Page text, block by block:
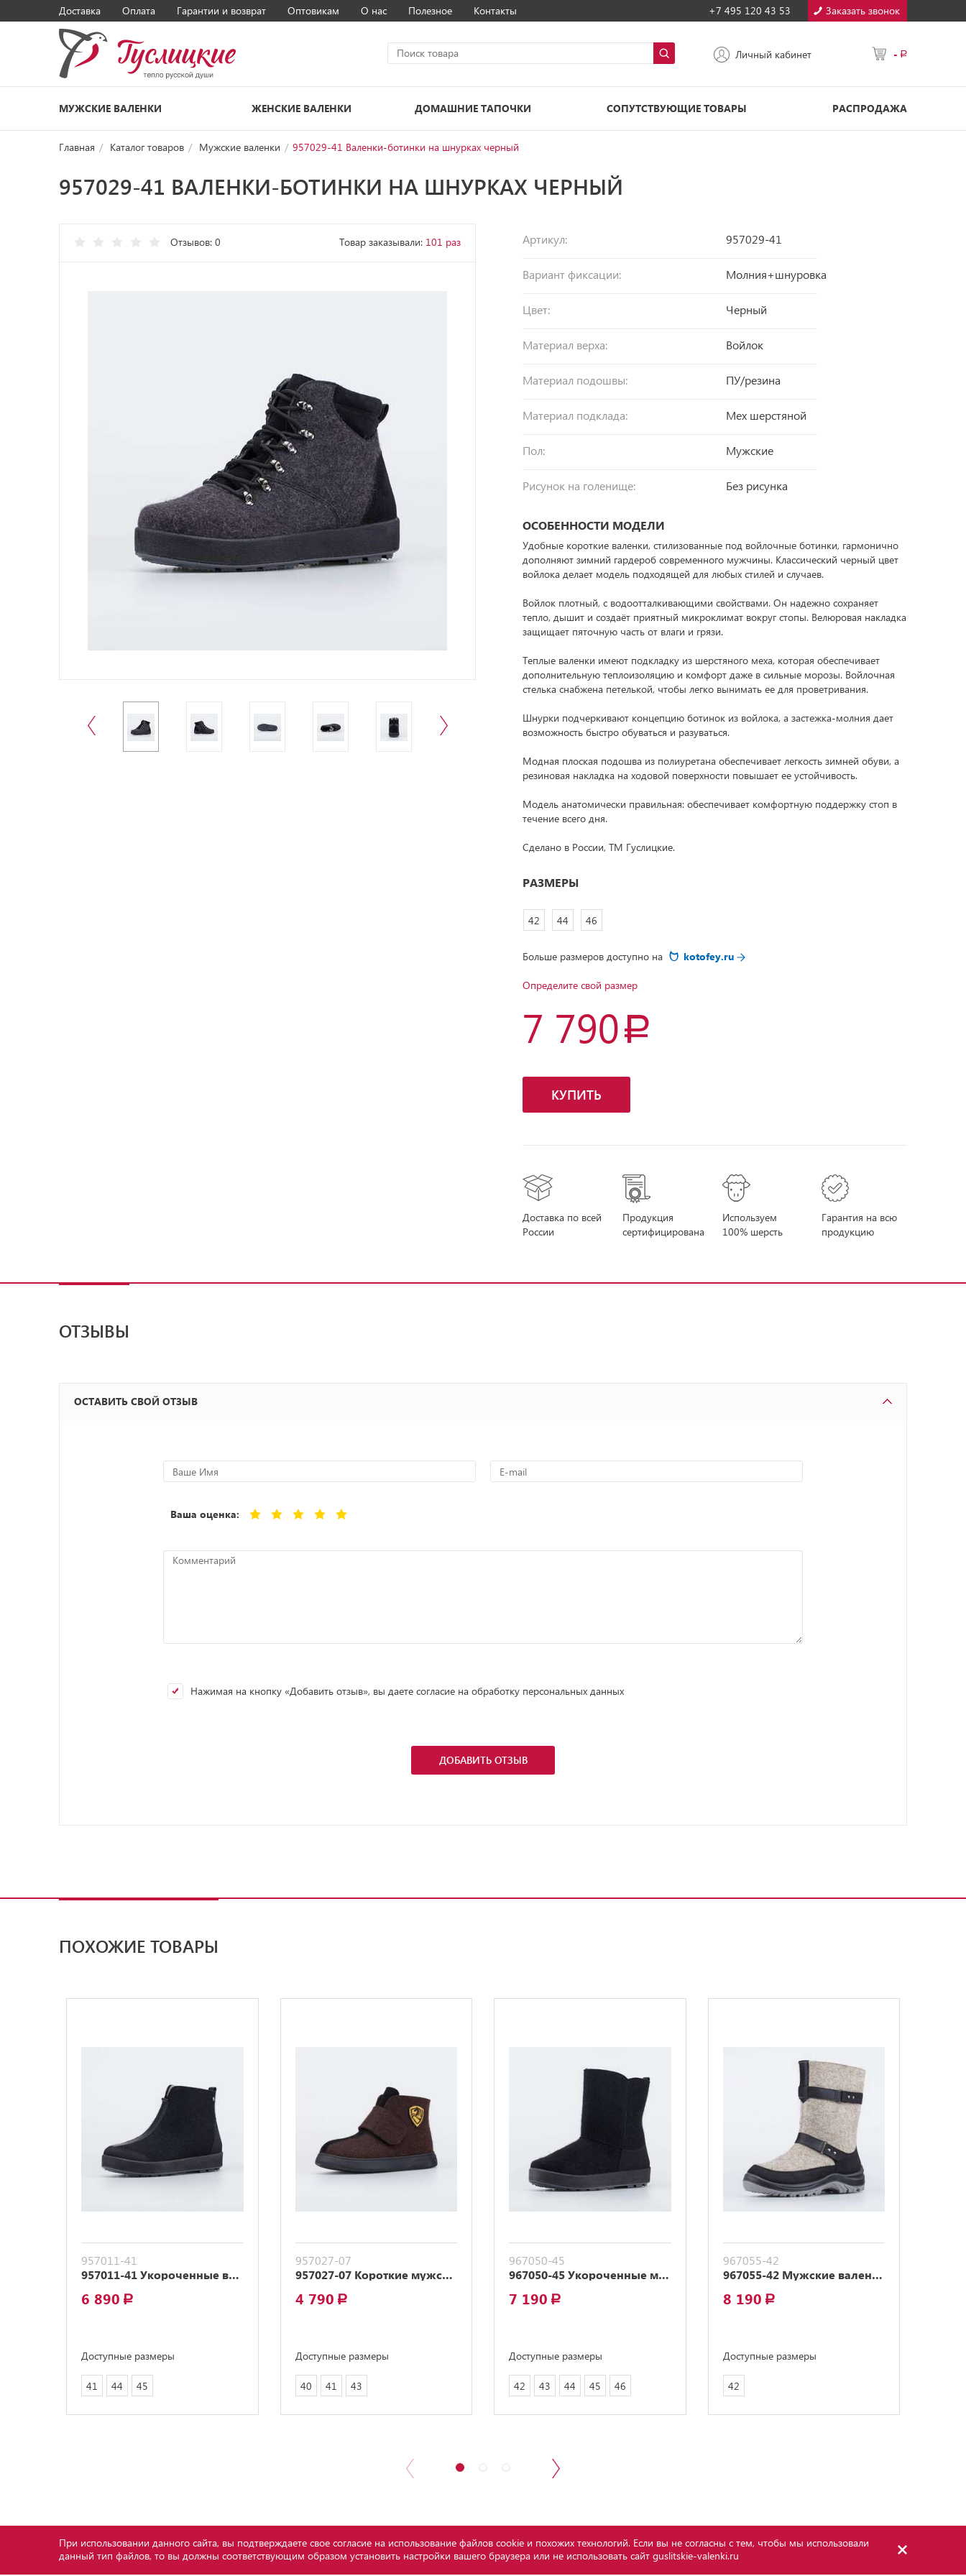
Доставка Оплата Гарантии и возврат Оптовикам О нас Полезное Контакты +7 495 120 43 53 Заказать звонок
Личный кабинет -
МУЖСКИЕ ВАЛЕНКИ ЖЕНСКИЕ ВАЛЕНКИ ДОМАШНИЕ ТАПОЧКИ СОПУТСТВУЮЩИЕ ТОВАРЫ РАСПРОДАЖА
Главная Каталог товаров Мужские валенки 957029-41 Валенки-ботинки на шнурках черный
957029-41 ВАЛЕНКИ-БОТИНКИ НА ШНУРКАХ ЧЕРНЫЙ
Отзывов: 0 Товар заказывали: 101 раз Артикул: 957029-41
Вариант фиксации: Молния+шнуровка
Цвет: Черный
Материал верха: Войлок
Материал подошвы: ПУ/резина
Материал подклада: Мех шерстяной
Пол: Мужские
Рисунок на голенище: Без рисунка
ОСОБЕННОСТИ МОДЕЛИ
Удобные короткие валенки, стилизованные под войлочные ботинки, гармонично
дополняют зимний гардероб современного мужчины. Классический черный цвет
войлока делает модель подходящей для любых стилей и случаев.
Войлок плотный, с водоотталкивающими свойствами. Он надежно сохраняет
тепло, дышит и создаёт приятный микроклимат вокруг стопы. Велюровая накладка
защищает пяточную часть от влаги и грязи.
Теплые валенки имеют подкладку из шерстяного меха, которая обеспечивает
дополнительную теплоизоляцию и комфорт даже в сильные морозы. Войлочная
стелька снабжена петелькой, чтобы легко вынимать ее для проветривания.
Шнурки подчеркивают концепцию ботинок из войлока, а застежка-молния дает
возможность быстро обуваться и разуваться.
Модная плоская подошва из полиуретана обеспечивает легкость зимней обуви, а
резиновая накладка на ходовой поверхности повышает ее устойчивость.
Модель анатомически правильная: обеспечивает комфортную поддержку стоп в
течение всего дня.
Сделано в России, ТМ Гуслицкие.
РАЗМЕРЫ
42 44 46
Больше размеров доступно на kotofey.ru
Определите свой размер
7 790
КУПИТЬ
Доставка по всей
России
Продукция
сертифицирована
Используем
100% шерсть
Гарантия на всю
продукцию
ОТЗЫВЫ
ОСТАВИТЬ СВОЙ ОТЗЫВ
Ваша оценка:
Нажимая на кнопку «Добавить отзыв», вы даете согласие на обработку персональных данных
ДОБАВИТЬ ОТЗЫВ
ПОХОЖИЕ ТОВАРЫ
957011-41
957011-41 Укороченные валенки на молнии
6 890 a
Доступные размеры
41 44 45
957027-07
957027-07 Короткие мужские валенки Гран-при коричневый
4 790 a
Доступные размеры
40 41 43
967050-45
967050-45 Укороченные мужские валенки в стиле угги
7 190 a
Доступные размеры
42 43 44 45 46
967055-42
967055-42 Мужские валенки в брутальном стиле
8 190 a
Доступные размеры
42
При использовании данного сайта, вы подтверждаете свое согласие на использование файлов cookie и похожих технологий. Если вы не согласны с тем, чтобы мы использовали
данный тип файлов, то вы должны соответствующим образом установить настройки вашего браузера или не использовать сайт guslitskie-valenki.ru